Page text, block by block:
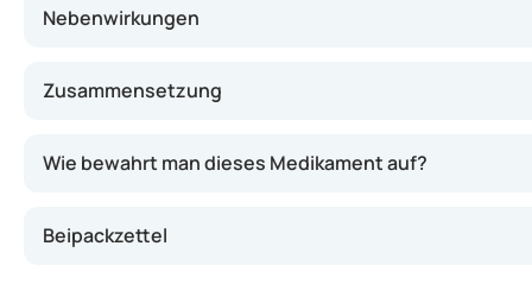
Nebenwirkungen
Zusammensetzung
Wie bewahrt man dieses Medikament auf?
Beipackzettel